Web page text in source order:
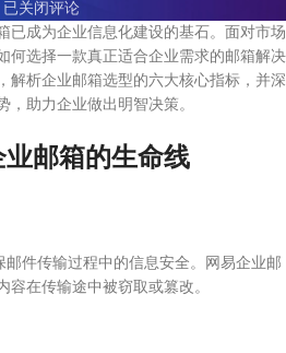
已关闭评论
已成为企业信息化建设的基石。面对市场
何选择一款真正适合企业需求的邮箱解决
解析企业邮箱选型的六大核心指标，并深
，助力企业做出明智决策。
邮箱的生命线
邮件传输过程中的信息安全。网易企业邮
容在传输途中被窃取或篡改。